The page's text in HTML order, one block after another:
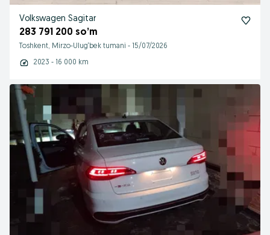
Volkswagen Sagitar
283 791 200 so’m
Toshkent, Mirzo-Ulug‘bek tumani - 15/07/2026
2023 - 16 000 km